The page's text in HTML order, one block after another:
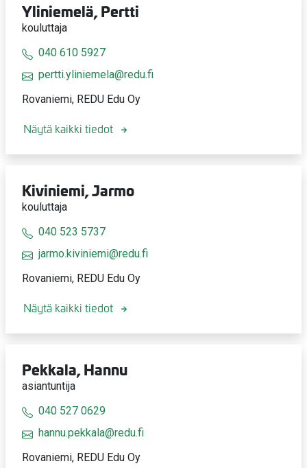
Yliniemelä, Pertti
kouluttaja
040 610 5927
pertti.yliniemela@redu.fi
Rovaniemi, REDU Edu Oy
Näytä kaikki tiedot
Kiviniemi, Jarmo
kouluttaja
040 523 5737
jarmo.kiviniemi@redu.fi
Rovaniemi, REDU Edu Oy
Näytä kaikki tiedot
Pekkala, Hannu
asiantuntija
040 527 0629
hannu.pekkala@redu.fi
Rovaniemi, REDU Edu Oy